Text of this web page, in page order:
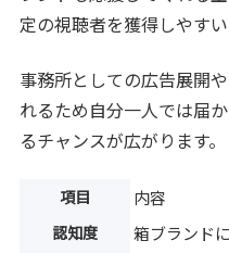
定の視聴者を獲得しやすい
事務所としての広告展開
れるため自分一人では届
るチャンスが広がります。
項目 内容
認知度 箱ブランド